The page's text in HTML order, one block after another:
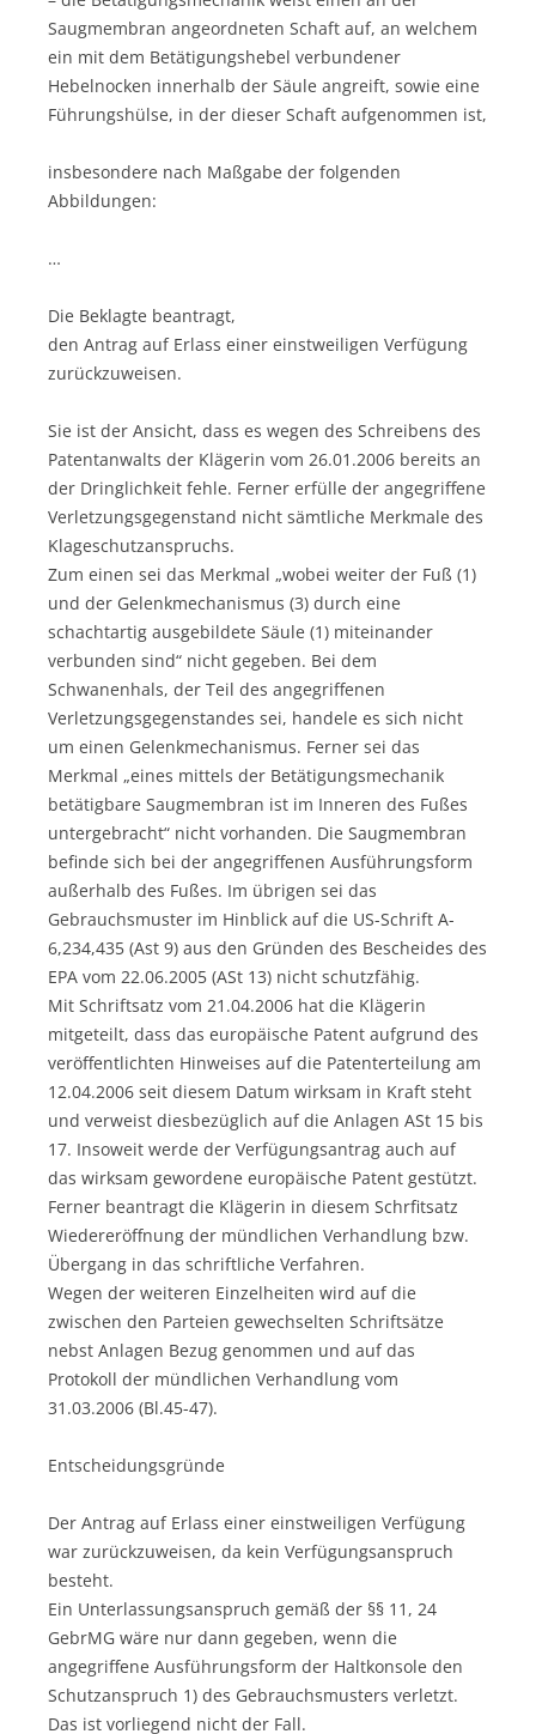
Saugmembran angeordneten Schaft auf, an welchem
ein mit dem Betätigungshebel verbundener
Hebelnocken innerhalb der Säule angreift, sowie eine
Führungshülse, in der dieser Schaft aufgenommen ist,
insbesondere nach Maßgabe der folgenden
Abbildungen:
…
Die Beklagte beantragt,
den Antrag auf Erlass einer einstweiligen Verfügung
zurückzuweisen.
Sie ist der Ansicht, dass es wegen des Schreibens des
Patentanwalts der Klägerin vom 26.01.2006 bereits an
der Dringlichkeit fehle. Ferner erfülle der angegriffene
Verletzungsgegenstand nicht sämtliche Merkmale des
Klageschutzanspruchs.
Zum einen sei das Merkmal „wobei weiter der Fuß (1)
und der Gelenkmechanismus (3) durch eine
schachtartig ausgebildete Säule (1) miteinander
verbunden sind“ nicht gegeben. Bei dem
Schwanenhals, der Teil des angegriffenen
Verletzungsgegenstandes sei, handele es sich nicht
um einen Gelenkmechanismus. Ferner sei das
Merkmal „eines mittels der Betätigungsmechanik
betätigbare Saugmembran ist im Inneren des Fußes
untergebracht“ nicht vorhanden. Die Saugmembran
befinde sich bei der angegriffenen Ausführungsform
außerhalb des Fußes. Im übrigen sei das
Gebrauchsmuster im Hinblick auf die US-Schrift A-
6,234,435 (Ast 9) aus den Gründen des Bescheides des
EPA vom 22.06.2005 (ASt 13) nicht schutzfähig.
Mit Schriftsatz vom 21.04.2006 hat die Klägerin
mitgeteilt, dass das europäische Patent aufgrund des
veröffentlichten Hinweises auf die Patenterteilung am
12.04.2006 seit diesem Datum wirksam in Kraft steht
und verweist diesbezüglich auf die Anlagen ASt 15 bis
17. Insoweit werde der Verfügungsantrag auch auf
das wirksam gewordene europäische Patent gestützt.
Ferner beantragt die Klägerin in diesem Schrfitsatz
Wiedereröffnung der mündlichen Verhandlung bzw.
Übergang in das schriftliche Verfahren.
Wegen der weiteren Einzelheiten wird auf die
zwischen den Parteien gewechselten Schriftsätze
nebst Anlagen Bezug genommen und auf das
Protokoll der mündlichen Verhandlung vom
31.03.2006 (Bl.45-47).
Entscheidungsgründe
Der Antrag auf Erlass einer einstweiligen Verfügung
war zurückzuweisen, da kein Verfügungsanspruch
besteht.
Ein Unterlassungsanspruch gemäß der §§ 11, 24
GebrMG wäre nur dann gegeben, wenn die
angegriffene Ausführungsform der Haltkonsole den
Schutzanspruch 1) des Gebrauchsmusters verletzt.
Das ist vorliegend nicht der Fall.